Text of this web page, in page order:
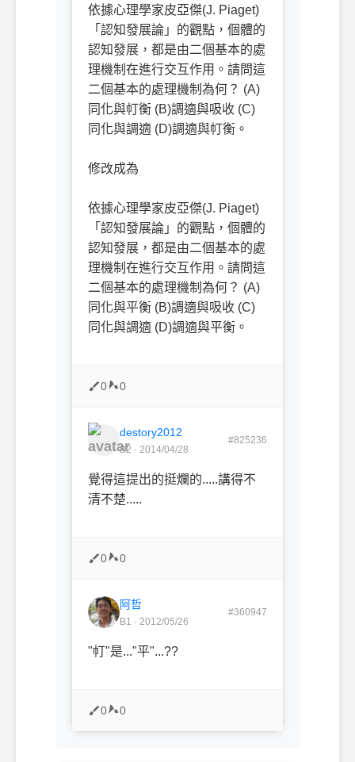
依據心理學家皮亞傑(J. Piaget)
「認知發展論」的觀點，個體的
認知發展，都是由二個基本的處
理機制在進行交互作用。請問這
二個基本的處理機制為何？ (A)
同化與帄衡 (B)調適與吸收 (C)
同化與調適 (D)調適與帄衡。
修改成為
依據心理學家皮亞傑(J. Piaget)
「認知發展論」的觀點，個體的
認知發展，都是由二個基本的處
理機制在進行交互作用。請問這
二個基本的處理機制為何？ (A)
同化與平衡 (B)調適與吸收 (C)
同化與調適 (D)調適與平衡。
0 0
destory2012
B2 · 2014/04/28
#825236
覺得這提出的挺爛的.....講得不
清不楚.....
0 0
阿哲
B1 · 2012/05/26
#360947
"帄"是..."平"...??
0 0